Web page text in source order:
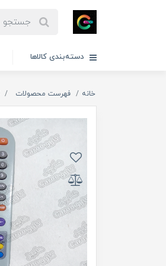
دسته‌بندی کالاها
خانه فهرست محصولات